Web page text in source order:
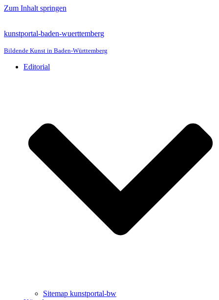
Zum Inhalt springen
kunstportal-baden-wuerttemberg
Bildende Kunst in Baden-Württemberg
Editorial
Sitemap kunstportal-bw